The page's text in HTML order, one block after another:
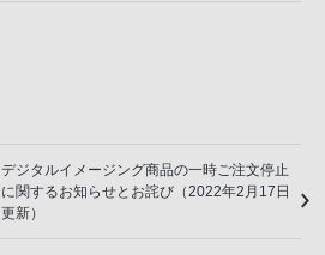
デジタルイメージング商品の一時ご注文停止
に関するお知らせとお詫び（2022年2月17日
更新）